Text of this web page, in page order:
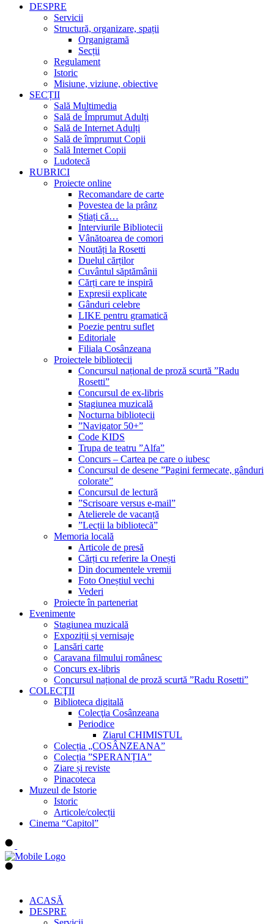
DESPRE
Servicii
Structură, organizare, spații
Organigramă
Secții
Regulament
Istoric
Misiune, viziune, obiective
SECȚII
Sală Multimedia
Sală de Împrumut Adulți
Sală de Internet Adulți
Sală de împrumut Copii
Sală Internet Copii
Ludotecă
RUBRICI
Proiecte online
Recomandare de carte
Povestea de la prânz
Știați că…
Interviurile Bibliotecii
Vânătoarea de comori
Noutăți la Rosetti
Duelul cărților
Cuvântul săptămânii
Cărți care te inspiră
Expresii explicate
Gânduri celebre
LIKE pentru gramatică
Poezie pentru suflet
Editoriale
Filiala Cosânzeana
Proiectele bibliotecii
Concursul național de proză scurtă ”Radu
Rosetti”
Concursul de ex-libris
Stagiunea muzicală
Nocturna bibliotecii
”Navigator 50+”
Code KIDS
Trupa de teatru ”Alfa”
Concurs – Cartea pe care o iubesc
Concursul de desene ”Pagini fermecate, gânduri
colorate”
Concursul de lectură
”Scrisoare versus e-mail”
Atelierele de vacanță
”Lecții la bibliotecă”
Memoria locală
Articole de presă
Cărți cu referire la Onești
Din documentele vremii
Foto Oneștiul vechi
Vederi
Proiecte în parteneriat
Evenimente
Stagiunea muzicală
Expoziții și vernisaje
Lansări carte
Caravana filmului românesc
Concurs ex-libris
Concursul național de proză scurtă ”Radu Rosetti”
COLECŢII
Biblioteca digitală
Colecţia Cosânzeana
Periodice
Ziarul CHIMISTUL
Colecția „COSÂNZEANA”
Colecția ”SPERANȚIA”
Ziare și reviste
Pinacoteca
Muzeul de Istorie
Istoric
Articole/colecții
Cinema “Capitol”
ACASĂ
DESPRE